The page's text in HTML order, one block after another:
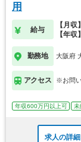
用
給与
【月
【年
勤務地 大阪府
アクセス ※お問
年収600万円以上可 未
求人の詳